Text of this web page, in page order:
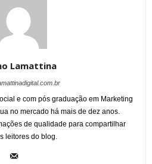
Lamattina
e com pós graduação em Marketing
no mercado há mais de dez anos.
de qualidade para compartilhar
leitores do blog.